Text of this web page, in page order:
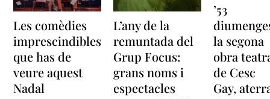
Les comèdies
imprescindibles
que has de
veure aquest
Nadal
L’any de la
remuntada del
Grup Focus:
grans noms i
espectacles
’53
la segona
obra
de Cesc
Gay,